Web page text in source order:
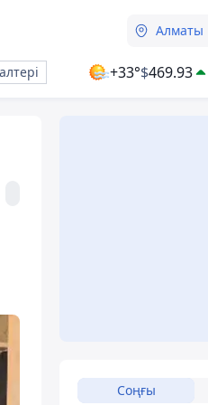
Алматы
+33°$469.93
Соңғы